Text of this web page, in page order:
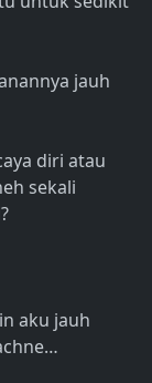
jauh
diri atau
sekali
aku jauh